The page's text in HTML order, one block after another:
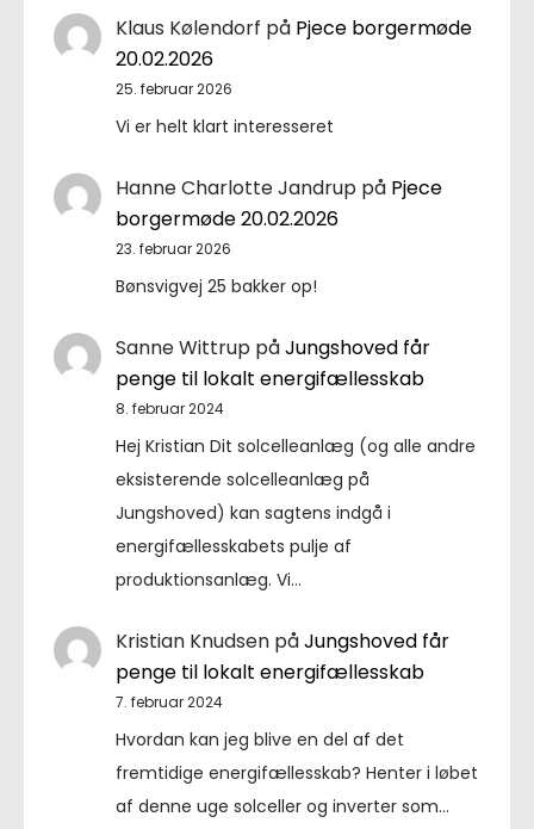
Klaus Kølendorf på Pjece borgermøde
20.02.2026
25. februar 2026
Vi er helt klart interesseret
Hanne Charlotte Jandrup på Pjece
borgermøde 20.02.2026
23. februar 2026
Bønsvigvej 25 bakker op!
Sanne Wittrup påJungshoved får
penge til lokalt energifællesskab
8. februar 2024
Hej Kristian Dit solcelleanlæg (og alle andre
eksisterende solcelleanlæg på
Jungshoved) kan sagtens indgå i
energifællesskabets pulje af
produktionsanlæg. Vi…
Kristian Knudsen påJungshoved får
penge til lokalt energifællesskab
7. februar 2024
Hvordan kan jeg blive en del af det
fremtidige energifællesskab? Henter i løbet
af denne uge solceller og inverter som…